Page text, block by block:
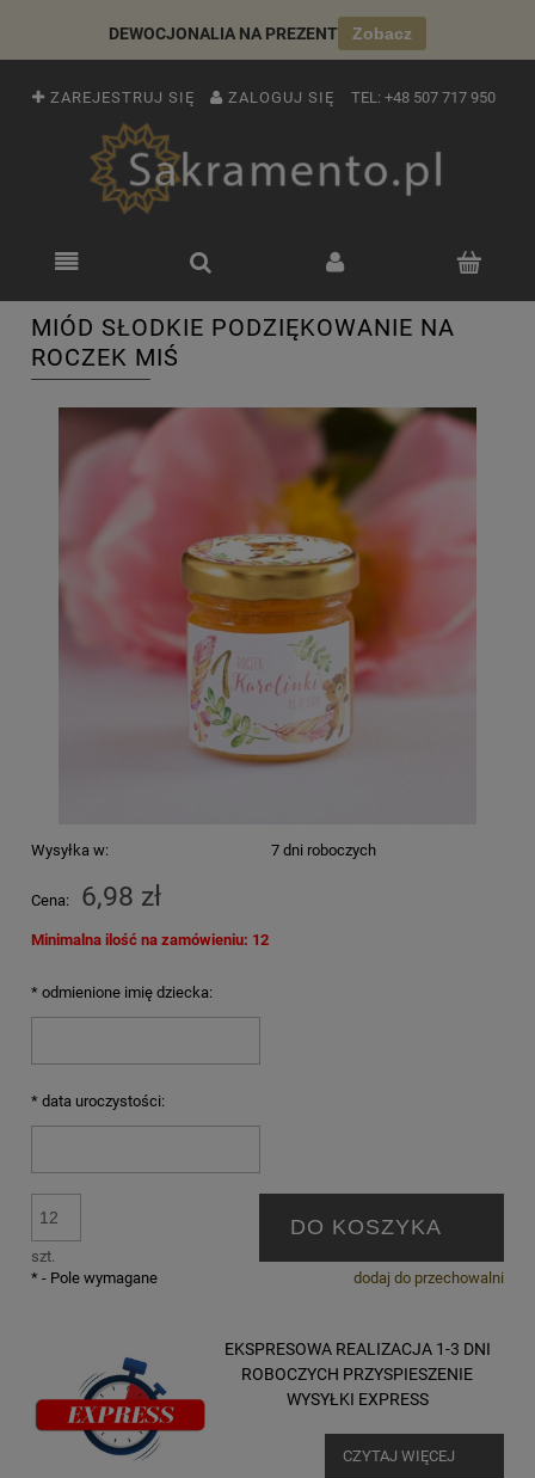
DEWOCJONALIA NA PREZENT Zobacz
ZAREJESTRUJ SIĘ ZALOGUJ SIĘ TEL: +48 507 717 950
MIÓD SŁODKIE PODZIĘKOWANIE NA
ROCZEK MIŚ
Wysyłka w: 7 dni roboczych
Cena: 6,98 zł
Minimalna ilość na zamówieniu: 12
* odmienione imię dziecka:
* data uroczystości:
szt.
DO KOSZYKA
dodaj do przechowalni
* - Pole wymagane
EKSPRESOWA REALIZACJA 1-3 DNI
ROBOCZYCH PRZYSPIESZENIE
WYSYŁKI EXPRESS
CZYTAJ WIĘCEJ